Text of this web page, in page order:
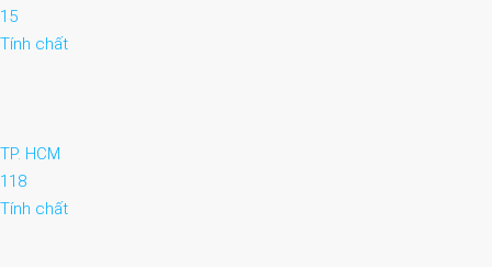
15
Tính chất
TP. HCM
118
Tính chất